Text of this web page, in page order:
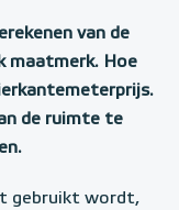
van de
maatmerk. Hoe
de ruimte te
gebruikt wordt,